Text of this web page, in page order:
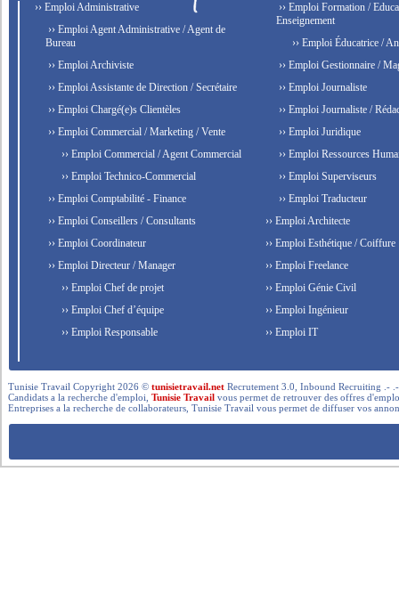
›› Emploi Administrative
›› Emploi Agent Administrative / Agent de
Bureau
›› Emploi Archiviste
›› Emploi Assistante de Direction / Secrétaire
›› Emploi Chargé(e)s Clientèles
›› Emploi Commercial / Marketing / Vente
›› Emploi Commercial / Agent Commercial
›› Emploi Technico-Commercial
›› Emploi Comptabilité - Finance
›› Emploi Conseillers / Consultants
›› Emploi Coordinateur
›› Emploi Directeur / Manager
›› Emploi Chef de projet
›› Emploi Chef d’équipe
›› Emploi Responsable
›› Emploi Formation /
Enseignement
›› Emploi Éducatrice /
›› Emploi Gestionnaire /
›› Emploi Journaliste
›› Emploi Journaliste /
›› Emploi Juridique
›› Emploi Ressources
›› Emploi Superviseurs
›› Emploi Traducteur
›› Emploi Architecte
›› Emploi Esthétique / Coiffure
›› Emploi Freelance
›› Emploi Génie Civil
›› Emploi Ingénieur
›› Emploi IT
Tunisie Travail Copyright 2026 ©tunisietravail.net Recrutement 3.0, Inbound Recruiting .-
Candidats a la recherche d'emploi,Tunisie Travail vous permet de retrouver des offres
Entreprises a la recherche de collaborateurs, Tunisie Travail vous permet de diffuser vos